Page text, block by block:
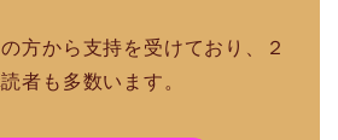
方から支持を受けており、２
者も多数います。